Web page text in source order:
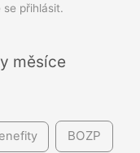
se přihlásit.
měsíce
BOZP